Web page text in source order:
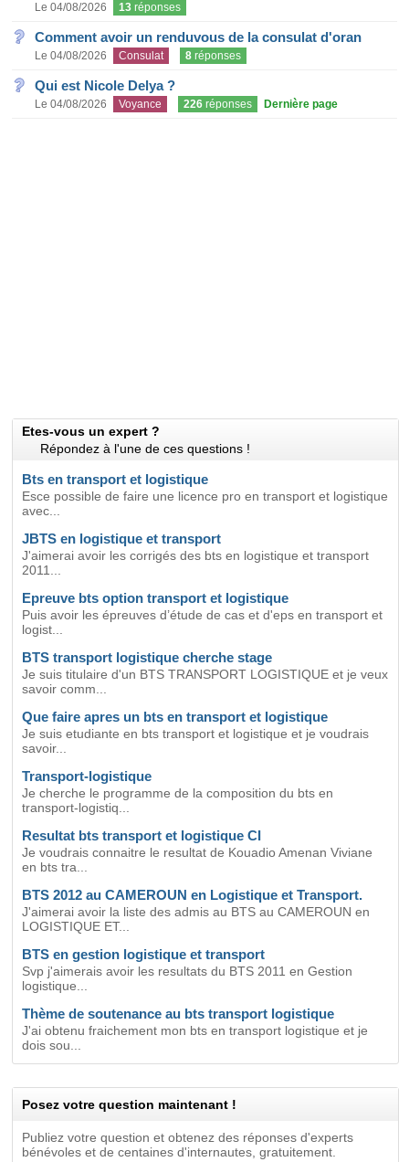
Le 04/08/2026 13 réponses
Comment avoir un renduvous de la consulat d'oran
Le 04/08/2026 Consulat 8 réponses
Qui est Nicole Delya ?
Le 04/08/2026 Voyance 226 réponses Dernière page
Etes-vous un expert ?
Répondez à l'une de ces questions !
Bts en transport et logistique
Esce possible de faire une licence pro en transport et logistique
avec...
JBTS en logistique et transport
J'aimerai avoir les corrigés des bts en logistique et transport
2011...
Epreuve bts option transport et logistique
Puis avoir les épreuves d’étude de cas et d'eps en transport et
logist...
BTS transport logistique cherche stage
Je suis titulaire d'un BTS TRANSPORT LOGISTIQUE et je veux
savoir comm...
Que faire apres un bts en transport et logistique
Je suis etudiante en bts transport et logistique et je voudrais
savoir...
Transport-logistique
Je cherche le programme de la composition du bts en
transport-logistiq...
Resultat bts transport et logistique CI
Je voudrais connaitre le resultat de Kouadio Amenan Viviane
en bts tra...
BTS 2012 au CAMEROUN en Logistique et Transport.
J'aimerai avoir la liste des admis au BTS au CAMEROUN en
LOGISTIQUE ET...
BTS en gestion logistique et transport
Svp j'aimerais avoir les resultats du BTS 2011 en Gestion
logistique...
Thème de soutenance au bts transport logistique
J'ai obtenu fraichement mon bts en transport logistique et je
dois sou...
Posez votre question maintenant !
Publiez votre question et obtenez des réponses d'experts
bénévoles et de centaines d'internautes, gratuitement.